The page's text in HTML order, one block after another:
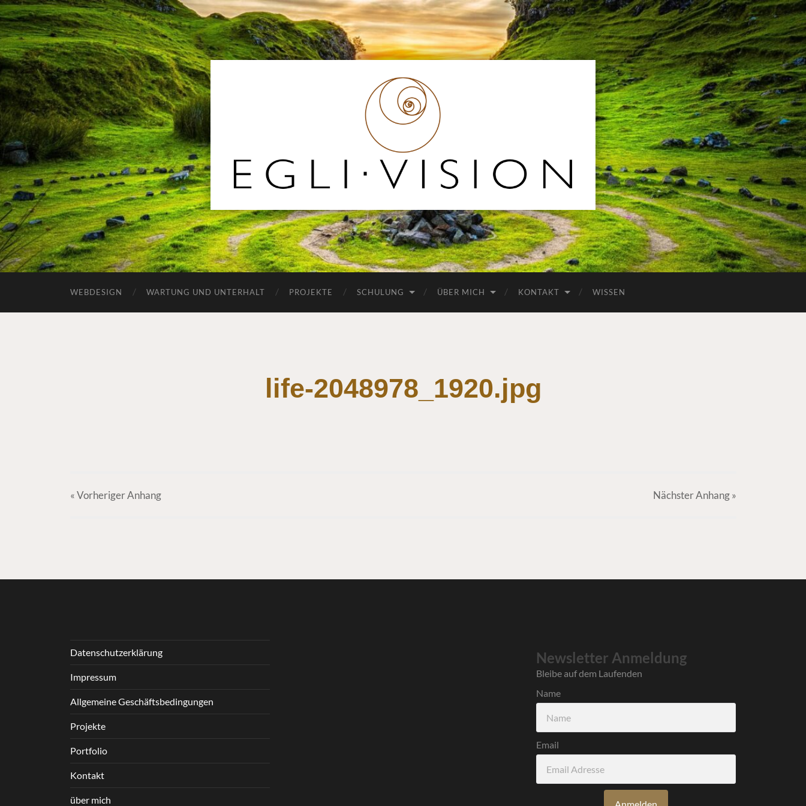
Egli
Vision
WEBDESIGN WARTUNG UND UNTERHALT PROJEKTE SCHULUNG ÜBER MICH KONTAKT WISSEN
life-2048978_1920.jpg
« VorherigerAnhang NächsterAnhang»
Datenschutzerklärung
Impressum
Allgemeine Geschäftsbedingungen
Projekte
Portfolio
Kontakt
über mich
Newsletter Anmeldung
Bleibe auf dem Laufenden
Name
Email
Anmelden